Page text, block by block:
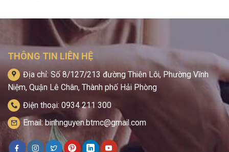
THÔNG TIN LIÊN HỆ
Địa chỉ: Số 8/127/213 đường Thiên Lôi, Phường Vĩnh
Niệm, Quận Lê Chân, Thành phố Hải Phòng
Điện thoại: 0934 211 300
Email: binhnguyen.btmc@gmail.com